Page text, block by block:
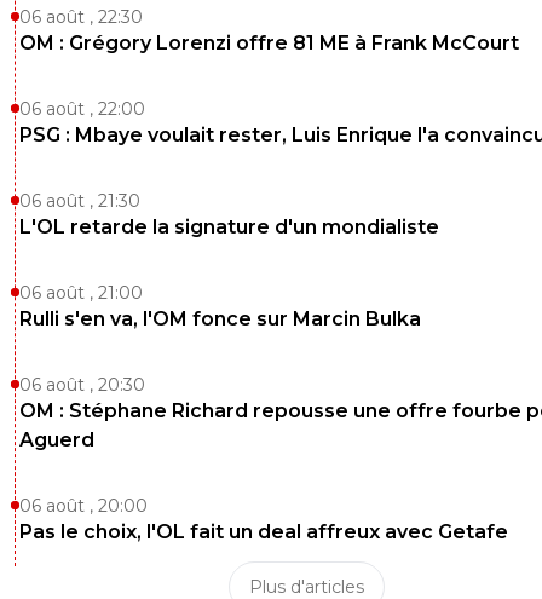
06 août , 22:30
OM : Grégory Lorenzi offre 81 ME à Frank McCourt
06 août , 22:00
PSG : Mbaye voulait rester, Luis Enrique l'a
06 août , 21:30
L'OL retarde la signature d'un mondialiste
06 août , 21:00
Rulli s'en va, l'OM fonce sur Marcin Bulka
06 août , 20:30
OM : Stéphane Richard repousse une offre fourbe
Aguerd
06 août , 20:00
Pas le choix, l'OL fait un deal affreux avec Getafe
Plus d'articles